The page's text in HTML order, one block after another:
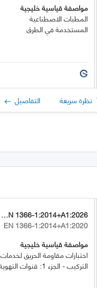
مواصفة قياسية خليجية
المطبات الاصطناعية
المستخدمة في الطرق
نظرة سريعة التفاصيل
GSO EN 1366-1:2014+A1:2026
EN 1366-1:2014+A1:2020
مواصفة قياسية خليجية
اختبارات مقاومة الحريق لخدمات
التركيب - الجزء 1: قنوات التهوية